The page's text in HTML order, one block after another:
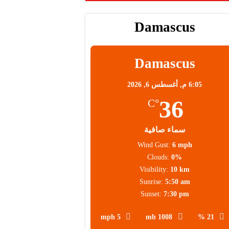
Damascus
Damascus
6:05 م, أغسطس 6, 2026
36
°C
سماء صافية
21 %
1008 mb
5 mph
Wind Gust: 6 mph
Clouds: 0%
Visibility: 10 km
Sunrise: 5:50 am
Sunset: 7:30 pm